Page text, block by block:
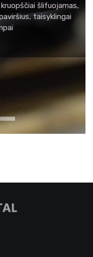
šlifuojamas,
taisyklingai